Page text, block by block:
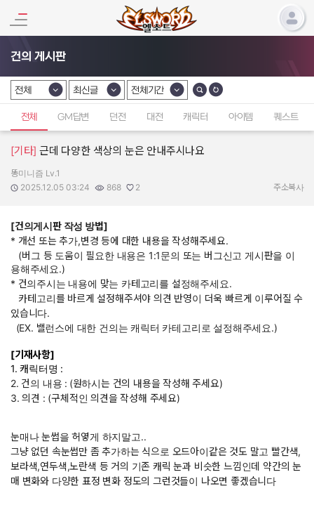
건의 게시판
카테고리 선택
전체
카테고리 선택
최신글
카테고리 선택
전체기간
전체 GM답변 던전 대전 캐릭터 아이템 퀘스트
[기타] 근데 다양한 색상의 눈은 안내주시나요
작성자:
똥미니즘 Lv.1
작성일:
2025.12.05 03:24
조회수:
868
추천수:
2 주소복사
[건의게시판 작성 방법]
* 개선 또는 추가,변경 등에 대한 내용을 작성해주세요.
(버그 등 도움이 필요한 내용은 1:1문의 또는 버그신고 게시판을 이
용해주세요.)
* 건의주시는 내용에 맞는 카테고리를 설정해주세요.
카테고리를 바르게 설정해주셔야 의견 반영이 더욱 빠르게 이루어질 수
있습니다.
(EX. 밸런스에 대한 건의는 캐릭터 카테고리로 설정해주세요.)
[기재사항]
1. 캐릭터명 :
2. 건의 내용 : (원하시는 건의 내용을 작성해 주세요)
3. 의견 : (구체적인 의견을 작성해 주세요)
눈매나 눈썹을 허옇게 하지말고..
그냥 없던 속눈썹만 좀 추가하는 식으로 오드아이같은 것도 말고 빨간색,
보라색,연두색,노란색 등 거의 기존 캐릭 눈과 비슷한 느낌인데 약간의 눈
매 변화와 다양한 표정 변화 정도의 그런것들이 나오면 좋겠습니다